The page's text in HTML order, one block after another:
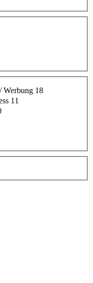
Werbung 18
11